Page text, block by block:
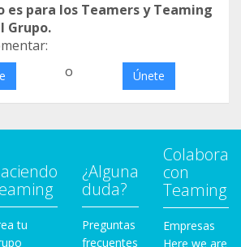
es para los Teamers y Teaming
Grupo.
o Únete
tu
¿Alguna
duda?
Preguntas
frecuentes
Colabora
con
Teaming
Empresas
Here we are